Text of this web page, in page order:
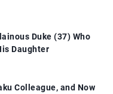
Duke (37) Who
Daughter
Colleague, and Now